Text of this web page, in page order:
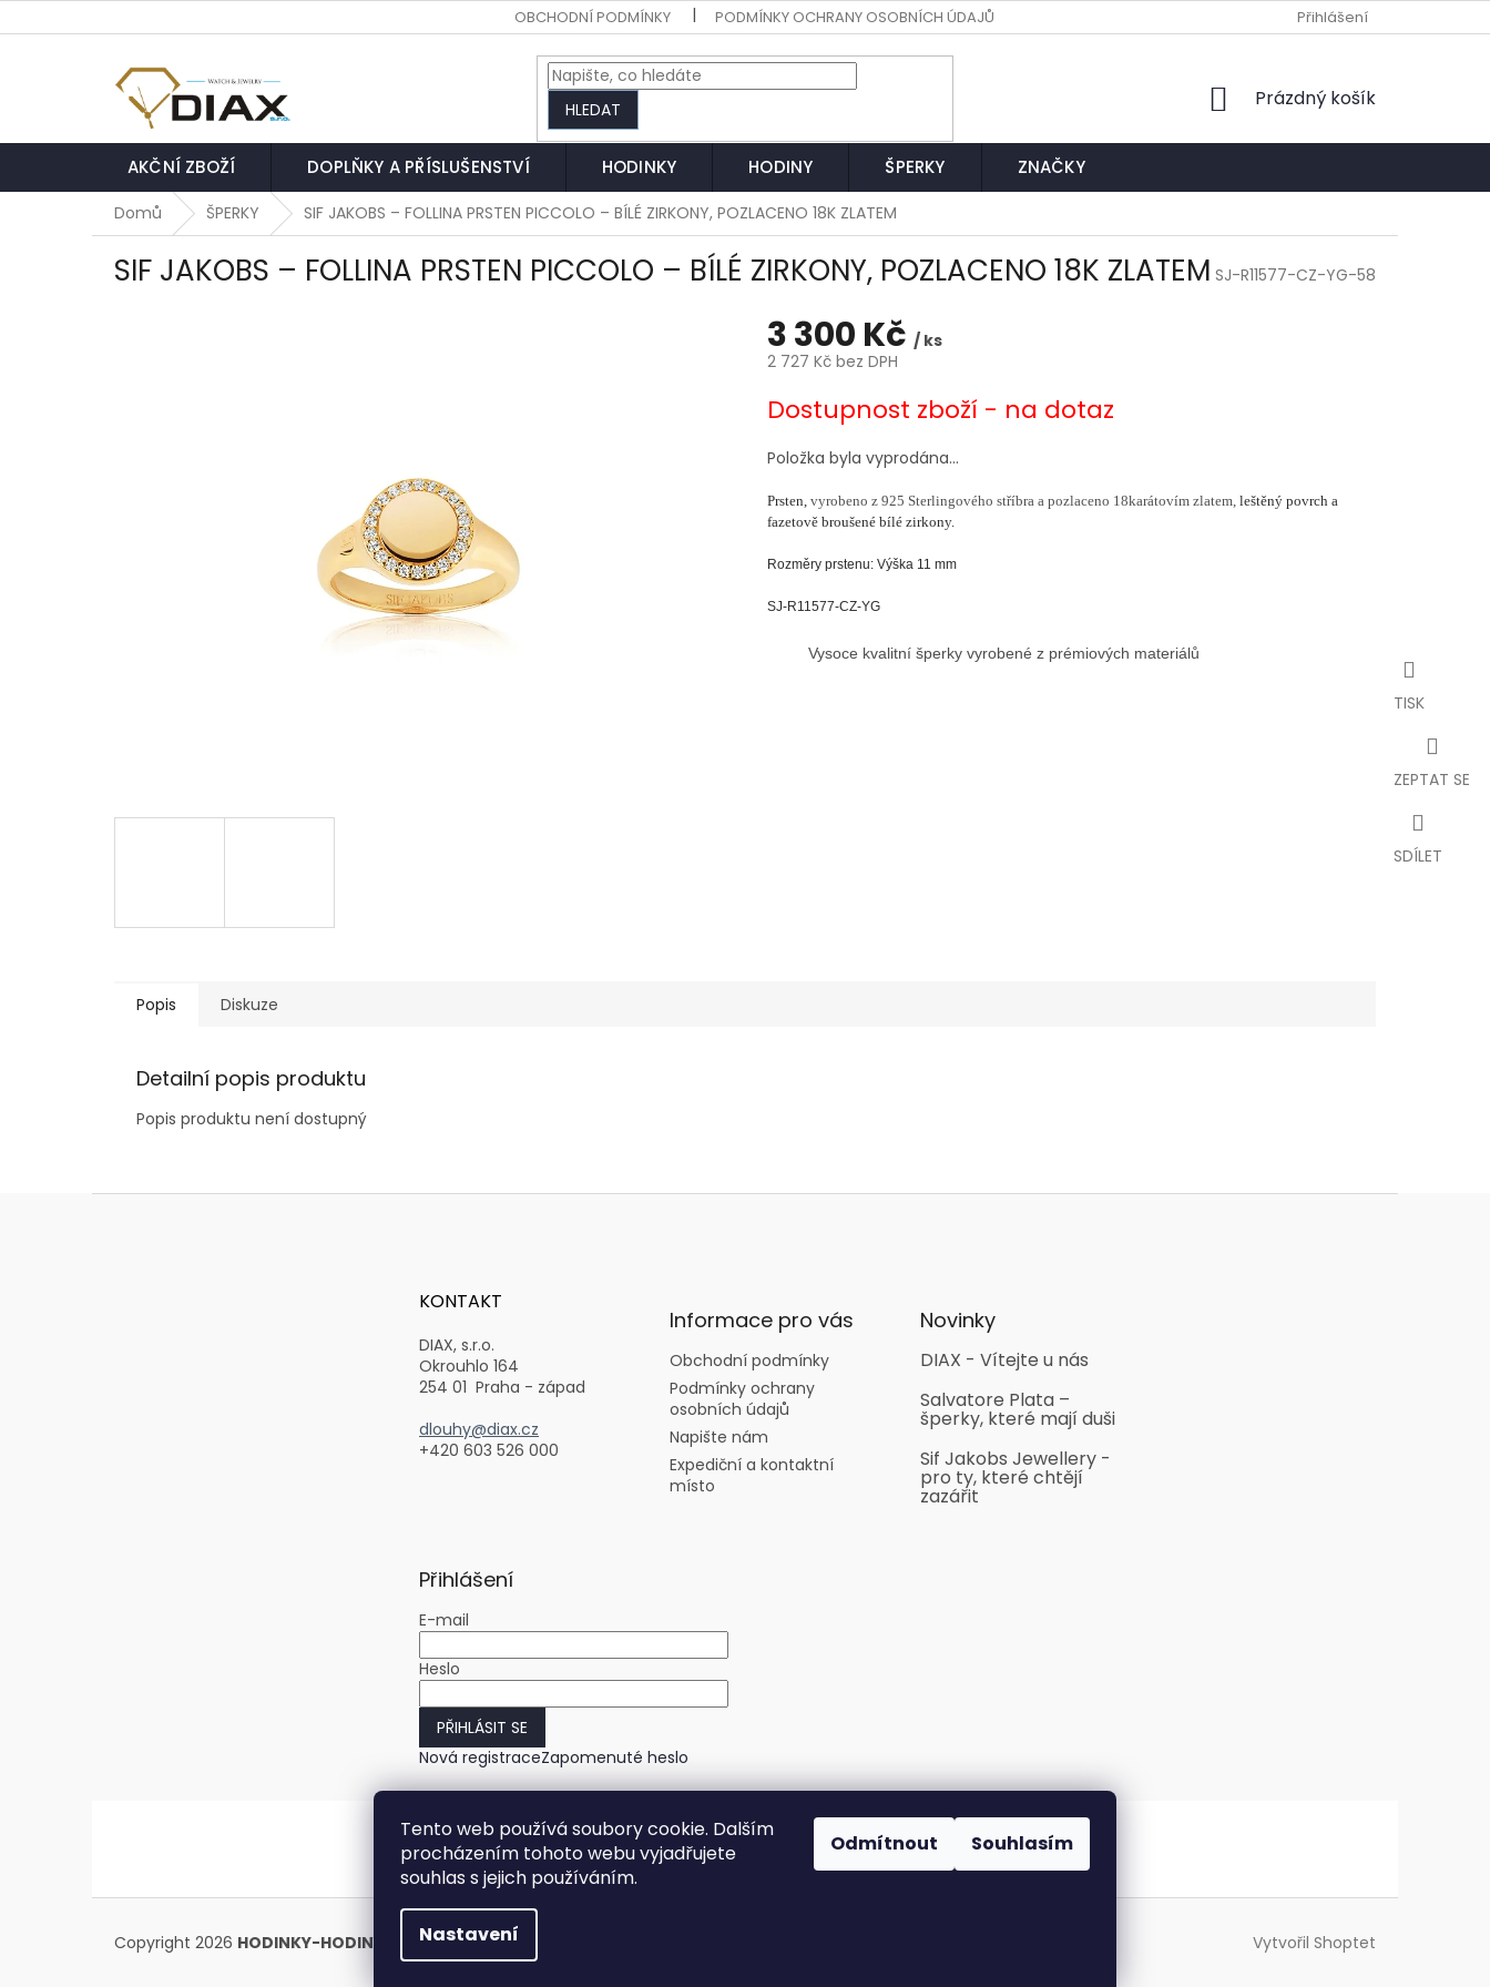
Tento web používá soubory cookie. Dalším
procházením tohoto webu vyjadřujete
souhlas s jejich používáním.
Nastavení
Odmítnout Souhlasím
na
OBCHODNÍ PODMÍNKY PODMÍNKY OCHRANY OSOBNÍCH ÚDAJŮ EXPEDIČNÍ A KONTAKTNÍ MÍSTO
Přihlášení
HLEDAT
NÁKUPNÍ
Prázdný košík
AKČNÍ ZBOŽÍ DOPLŇKY A PŘÍSLUŠENSTVÍ HODINKY HODINY ŠPERKY ZNAČKY
Domů ŠPERKY SIF JAKOBS – FOLLINA PRSTEN PICCOLO – BÍLÉ ZIRKONY, POZLACENO 18K ZLATEM
SIF JAKOBS – FOLLINA PRSTEN PICCOLO – BÍLÉ ZIRKONY, POZLACENO 18K ZLATEM SJ-R11577-CZ-YG-58
3 300 Kč / ks
2 727 Kč bez DPH
cena:
Dostupnost zboží - na dotaz
Položka byla vyprodána…
Prsten, vyrobeno z 925 Sterlingového stříbra a pozlaceno 18karátovím zlatem, leštěný povrch a
fazetově broušené bílé zirkony.
Rozměry prstenu: Výška 11 mm
SJ-R11577-CZ-YG
Vysoce kvalitní šperky vyrobené z prémiových materiálů
TISK
ZEPTAT SE
SDÍLET
Popis Diskuze
Detailní popis produktu
Popis produktu není dostupný
KONTAKT
DIAX, s.r.o.
Okrouhlo 164
254 01 Praha - západ
dlouhy@diax.cz
+420 603 526 000
Informace pro vás
Obchodní podmínky
Podmínky ochrany
osobních údajů
Napište nám
Expediční a kontaktní
místo
Novinky
DIAX - Vítejte u nás
Salvatore Plata –
šperky, které mají duši
Sif Jakobs Jewellery -
pro ty, které chtějí
zazářit
Přihlášení
E-mail
Heslo
PŘIHLÁSIT SE
Nová registraceZapomenuté heslo
Vytvořil Shoptet
Copyright 2026 HODINKY-HODINY.cz . Všechna práva vyhrazena.